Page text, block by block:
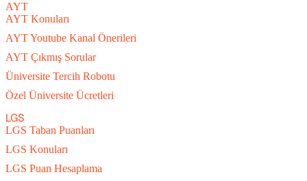
AYT
AYT Konuları
AYT Youtube Kanal Önerileri
AYT Çıkmış Sorular
Üniversite Tercih Robotu
Özel Üniversite Ücretleri
LGS
LGS Taban Puanları
LGS Konuları
LGS Puan Hesaplama